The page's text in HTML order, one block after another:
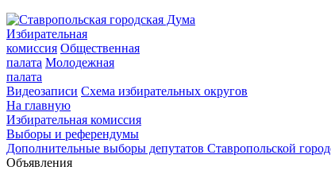
Избирательная
комиссия Общественная
палата Молодежная
палата
Видеозаписи Схема избирательных округов
На главную
Избирательная комиссия
Выборы и референдумы
Дополнительные выборы депутатов Ставропольской
Объявления